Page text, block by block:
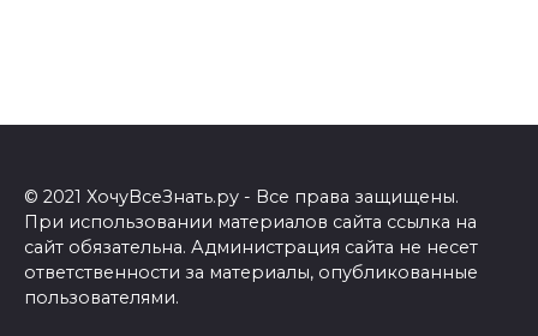
© 2021 ХочуВсеЗнать.ру - Все права защищены.
При использовании материалов сайта ссылка на
сайт обязательна. Администрация сайта не несет
ответственности за материалы, опубликованные
пользователями.